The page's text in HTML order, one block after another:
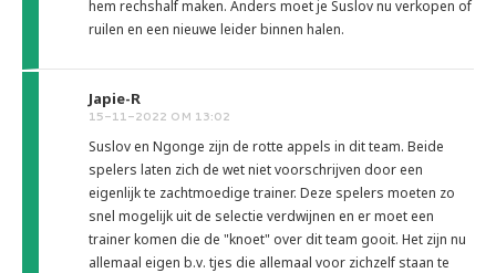
hem rechshalf maken. Anders moet je Suslov nu verkopen of
ruilen en een nieuwe leider binnen halen.
Japie-R
15-11-2022 OM 13:02
Suslov en Ngonge zijn de rotte appels in dit team. Beide
spelers laten zich de wet niet voorschrijven door een
eigenlijk te zachtmoedige trainer. Deze spelers moeten zo
snel mogelijk uit de selectie verdwijnen en er moet een
trainer komen die de "knoet" over dit team gooit. Het zijn nu
allemaal eigen b.v. tjes die allemaal voor zichzelf staan te